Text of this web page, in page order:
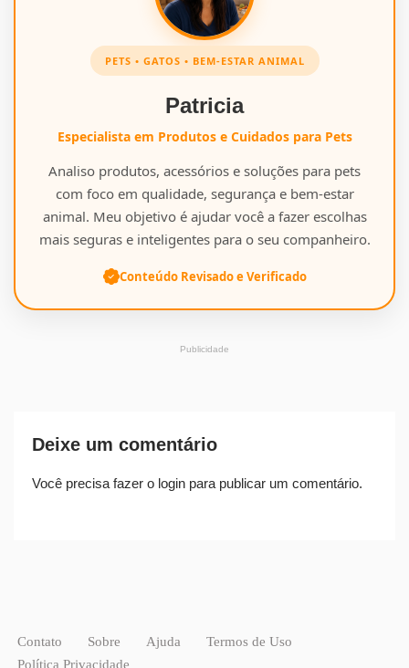
PETS • GATOS • BEM-ESTAR ANIMAL
Patricia
Especialista em Produtos e Cuidados para Pets
Analiso produtos, acessórios e soluções para pets
com foco em qualidade, segurança e bem-estar
animal. Meu objetivo é ajudar você a fazer escolhas
mais seguras e inteligentes para o seu companheiro.
Conteúdo Revisado e Verificado
Publicidade
Deixe um comentário
Você precisa fazer o login para publicar um comentário.
Contato Sobre Ajuda
Termos de Uso
Política Privacidade